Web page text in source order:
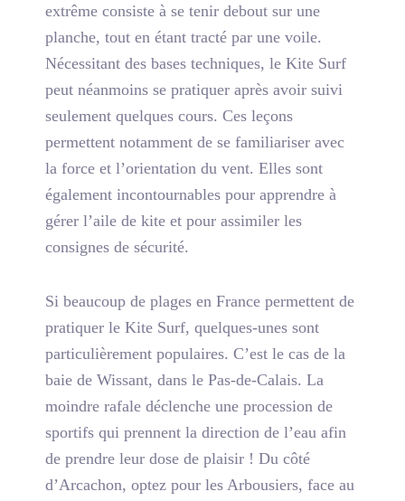
extrême consiste à se tenir debout sur une
planche, tout en étant tracté par une voile.
Nécessitant des bases techniques, le Kite Surf
peut néanmoins se pratiquer après avoir suivi
seulement quelques cours. Ces leçons
permettent notamment de se familiariser avec
la force et l’orientation du vent. Elles sont
également incontournables pour apprendre à
gérer l’aile de kite et pour assimiler les
consignes de sécurité.
Si beaucoup de plages en France permettent de
pratiquer le Kite Surf, quelques-unes sont
particulièrement populaires. C’est le cas de la
baie de Wissant, dans le Pas-de-Calais. La
moindre rafale déclenche une procession de
sportifs qui prennent la direction de l’eau afin
de prendre leur dose de plaisir ! Du côté
d’Arcachon, optez pour les Arbousiers, face au